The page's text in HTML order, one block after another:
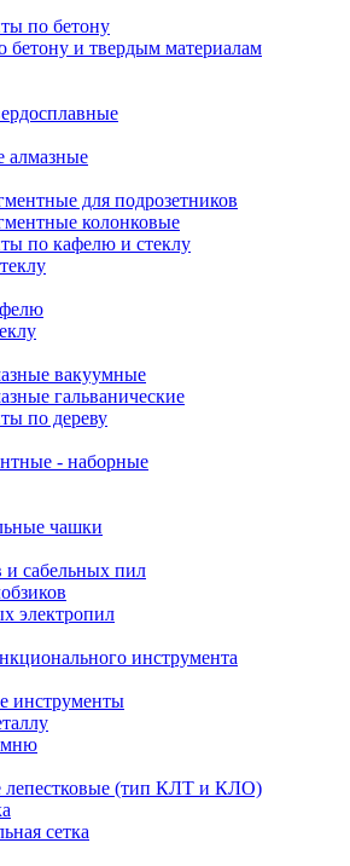
по бетону
бетону и твердым материалам
алмазные
для подрозетников
колонковые
по кафелю и стеклу
вакуумные
гальванические
по дереву
- наборные
чашки
и сабельных пил
электропил
инструмента
инструменты
лепестковые (тип КЛТ и КЛО)
сетка